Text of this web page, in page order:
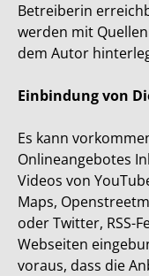
Betreiberin
werden mit
dem Autor
Einbindung von
Es kann
Onlineangebotes
Videos von
Maps,
oder Twitter, RSS-
Webseiten
voraus, dass die